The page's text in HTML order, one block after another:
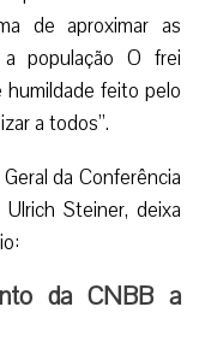
de aproximar as
população O frei
feito pelo
a todos”.
da Conferência
Steiner, deixa
da CNBB a